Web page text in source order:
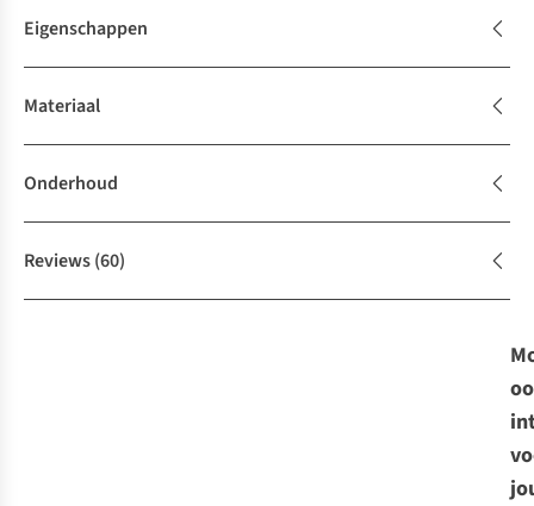
Eigenschappen
Materiaal
Onderhoud
Reviews(60)